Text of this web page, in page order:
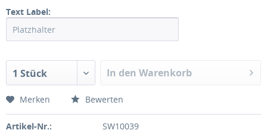
Text Label:
1 Stück In den Warenkorb
Merken Bewerten
Artikel-Nr.: SW10039